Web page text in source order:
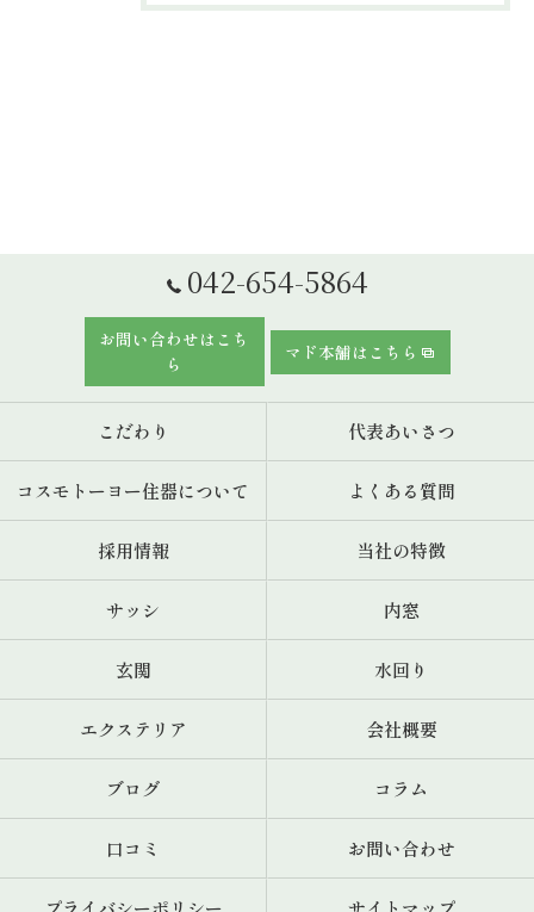
042-654-5864
お問い合わせはこち
ら
マド本舗はこちら
こだわり 代表あいさつ
コスモトーヨー住器について よくある質問
採用情報 当社の特徴
サッシ 内窓
玄関 水回り
エクステリア 会社概要
ブログ コラム
口コミ お問い合わせ